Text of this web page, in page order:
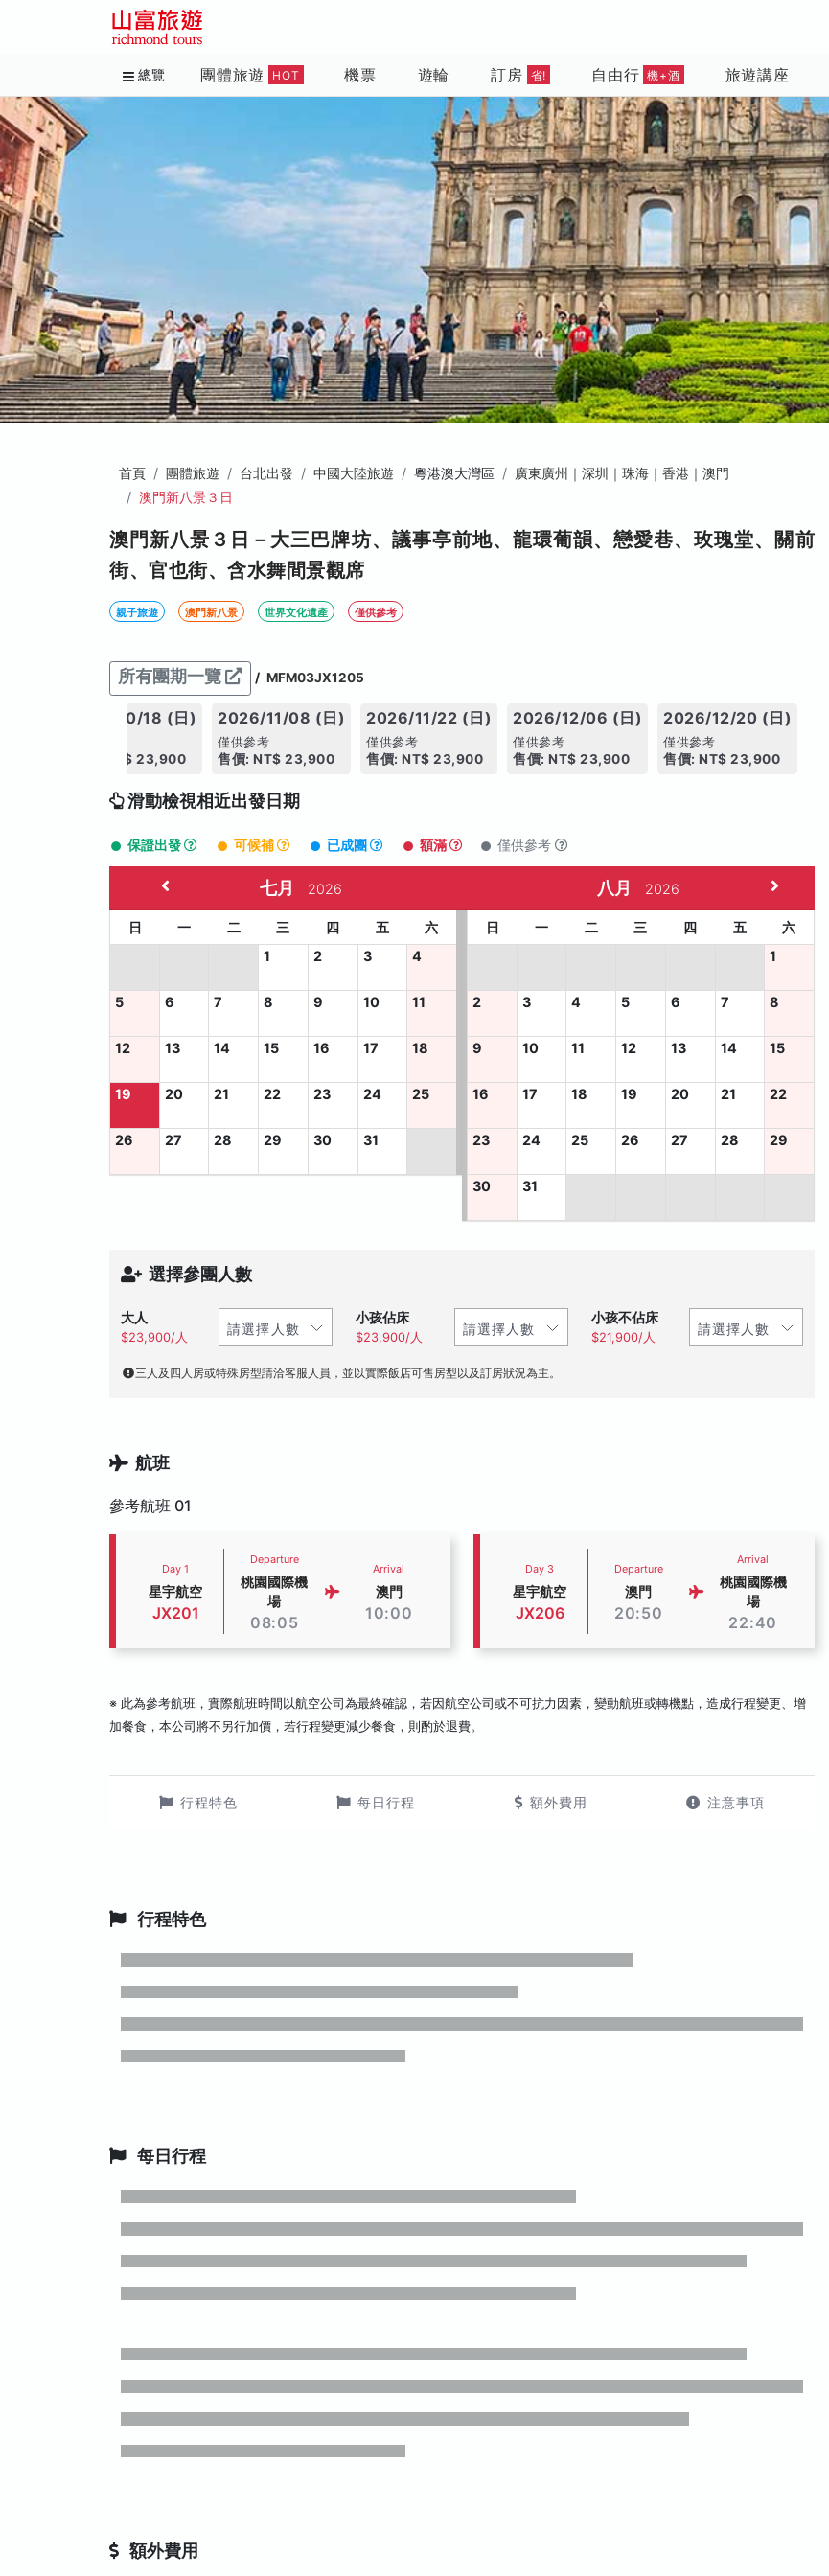
總覽 團體旅遊 HOT 機票 遊輪 訂房 省! 自由行 機+酒 旅遊講座
首頁 團體旅遊 台北出發 中國大陸旅遊 粵港澳大灣區
廣東廣州｜深圳｜珠海｜香港｜澳門
澳門新八景３日
澳門新八景３日－大三巴牌坊、議事亭前地、龍環葡韻、戀愛巷、玫瑰堂、關前
街、官也街、含水舞間景觀席
親子旅遊 澳門新八景 世界文化遺產 僅供參考
所有團期一覽 / MFM03JX1205
2026/10/18 (日)
售價: NT$ 23,900
2026/11/08 (日)
僅供參考
售價: NT$ 23,900
2026/11/22 (日)
僅供參考
售價: NT$ 23,900
2026/12/06 (日)
僅供參考
售價: NT$ 23,900
2026/12/20 (日)
僅供參考
售價: NT$ 23,900
滑動檢視相近出發日期
保證出發 可候補 已成團 額滿 僅供參考
七月 2026
日 一 二 三 四 五
六
1
2 3 4
5 6 7 8 9 10 11
12 13 14 15 16 17 18
19 20 21 22 23 24 25
26 27 28 29 30 31
八月 2026
日 一 二 三 四 五
六
1
2 3 4 5 6 7 8
9 10 11 12 13 14 15
16 17 18 19 20 21 22
23 24 25 26 27 28 29
30 31
選擇參團人數
大人
$23,900/人
小孩佔床
$23,900/人
小孩不佔床
$21,900/人
三人及四人房或特殊房型請洽客服人員，並以實際飯店可售房型以及訂房狀況為主。
航班
參考航班 01
Day 1
星宇航空
JX201
Departure
桃園國際機
場
08:05
Arrival
澳門
10:00
Day 3
星宇航空
JX206
Departure
澳門
20:50
Arrival
桃園國際機
場
22:40
※ 此為參考航班，實際航班時間以航空公司為最終確認，若因航空公司或不可抗力因素，變動航班或轉機點，造成行程變更、增
加餐食，本公司將不另行加價，若行程變更減少餐食，則酌於退費。
行程特色 每日行程 額外費用 注意事項
行程特色
每日行程
額外費用